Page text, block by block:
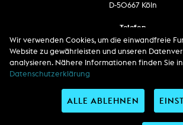
D-50667 Köln
Telefon
Zentrale / Empfang +49 221 201 89
Wachdienst / Security guard +49 151 186 863
Entdecken Sie uns auf
Wir verwenden Cookies, um die einwandfreie
Website zu gewährleisten und unseren
analysieren. Nähere Informationen finden Sie
Datenschutzerklärung
ALLE ABLEHNEN